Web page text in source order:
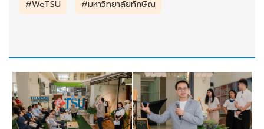
#WeTSU #มหาวิทยาลัยทักษิณ